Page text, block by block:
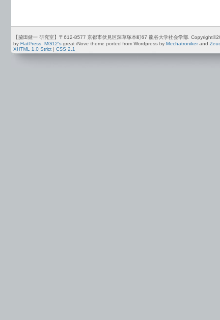
【脇田健一 研究室】〒612-8577 京都市伏見区深草塚本町67 龍谷大学社会学部.
by FlatPress. MG12's great iNove theme ported from Wordpress by Mechatronikerand
XHTML 1.0 Strict
CSS 2.1